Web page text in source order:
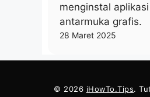
menginstal
antarmuka grafis.
28 Maret 2025
© 2026 iHowTo.Tips.